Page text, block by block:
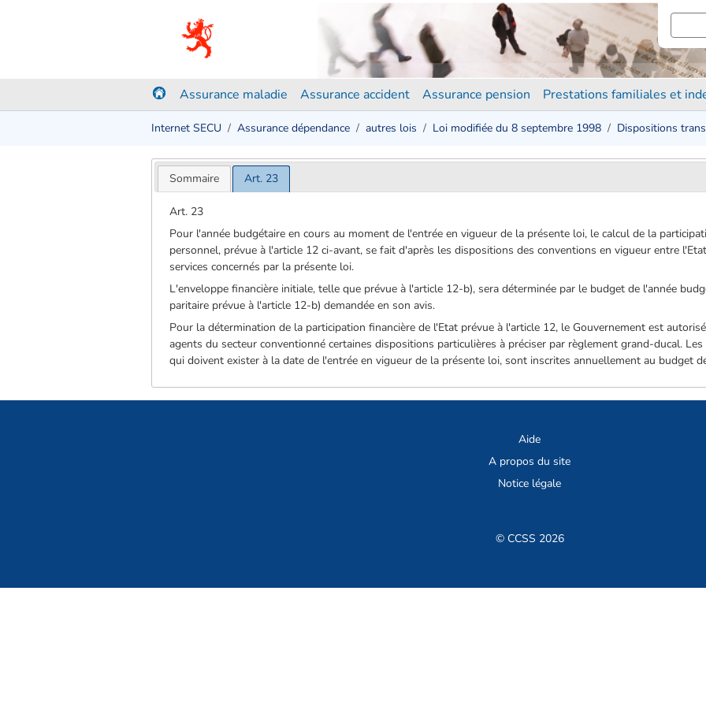
Assurance maladie Assurance accident Assurance pension Prestations familiales et
Internet SECU Assurance dépendance autres lois Loi modifiée du 8 septembre 1998 Dispositions
Sommaire Art. 23
Art. 23
Pour l'année budgétaire en cours au moment de l'entrée en vigueur de la présente loi, le calcul de la
personnel, prévue à l'article 12 ci-avant, se fait d'après les dispositions des conventions en vigueur entre
services concernés par la présente loi.
L'enveloppe financière initiale, telle que prévue à l'article 12-b), sera déterminée par le budget de l'année
paritaire prévue à l'article 12-b) demandée en son avis.
Pour la détermination de la participation financière de l'Etat prévue à l'article 12, le Gouvernement est
agents du secteur conventionné certaines dispositions particulières à préciser par règlement grand-ducal.
qui doivent exister à la date de l'entrée en vigueur de la présente loi, sont inscrites annuellement au budget
Aide
A propos du site
Notice légale
© CCSS 2026